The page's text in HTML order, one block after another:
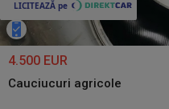
4.500 EUR
Cauciucuri agricole